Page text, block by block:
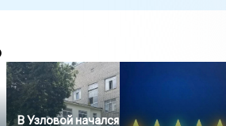
В Узловой начался